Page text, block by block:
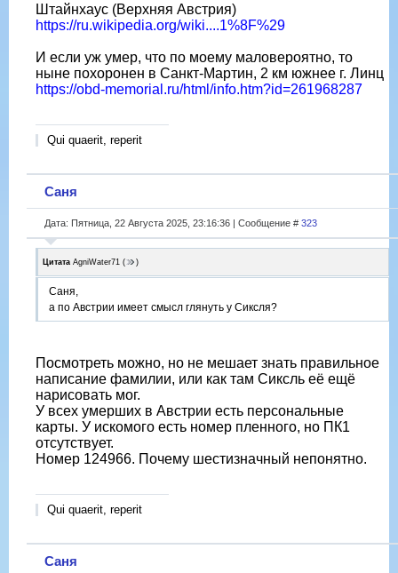
Штайнхаус (Верхняя Австрия)
https://ru.wikipedia.org/wiki....1%8F%29
И если уж умер, что по моему маловероятно, то
ныне похоронен в Санкт-Мартин, 2 км южнее г. Линц
https://obd-memorial.ru/html/info.htm?id=261968287
Qui quaerit, reperit
Саня
Дата: Пятница, 22 Августа 2025, 23:16:36 | Сообщение # 323
Цитата AgniWater71 ( )
Саня,
а по Австрии имеет смысл глянуть у Сиксля?
Посмотреть можно, но не мешает знать правильное
написание фамилии, или как там Сиксль её ещё
нарисовать мог.
У всех умерших в Австрии есть персональные
карты. У искомого есть номер пленного, но ПК1
отсутствует.
Номер 124966. Почему шестизначный непонятно.
Qui quaerit, reperit
Саня